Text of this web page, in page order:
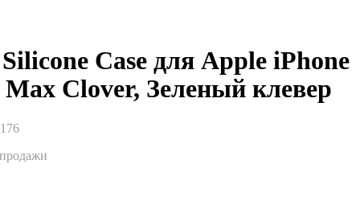
Case для Apple iPhone
Max Clover, Зеленый клевер